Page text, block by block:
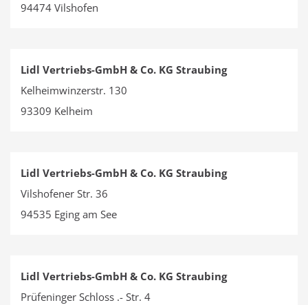
94474 Vilshofen
Lidl Vertriebs-GmbH & Co. KG Straubing
Kelheimwinzerstr. 130
93309 Kelheim
Lidl Vertriebs-GmbH & Co. KG Straubing
Vilshofener Str. 36
94535 Eging am See
Lidl Vertriebs-GmbH & Co. KG Straubing
Prüfeninger Schloss .- Str. 4